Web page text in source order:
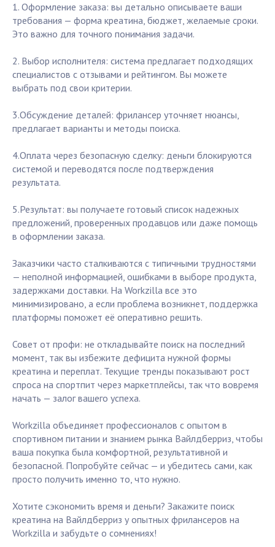
1. Оформление заказа: вы детально описываете ваши
требования — форма креатина, бюджет, желаемые сроки.
Это важно для точного понимания задачи.
2. Выбор исполнителя: система предлагает подходящих
специалистов с отзывами и рейтингом. Вы можете
выбрать под свои критерии.
3.Обсуждение деталей: фрилансер уточняет нюансы,
предлагает варианты и методы поиска.
4.Оплата через безопасную сделку: деньги блокируются
системой и переводятся после подтверждения
результата.
5.Результат: вы получаете готовый список надежных
предложений, проверенных продавцов или даже помощь
в оформлении заказа.
Заказчики часто сталкиваются с типичными трудностями
— неполной информацией, ошибками в выборе продукта,
задержками доставки. На Workzilla все это
минимизировано, а если проблема возникнет, поддержка
платформы поможет её оперативно решить.
Совет от профи: не откладывайте поиск на последний
момент, так вы избежите дефицита нужной формы
креатина и переплат. Текущие тренды показывают рост
спроса на спортпит через маркетплейсы, так что вовремя
начать — залог вашего успеха.
Workzilla объединяет профессионалов с опытом в
спортивном питании и знанием рынка Вайлдберриз, чтобы
ваша покупка была комфортной, результативной и
безопасной. Попробуйте сейчас — и убедитесь сами, как
просто получить именно то, что нужно.
Хотите сэкономить время и деньги? Закажите поиск
креатина на Вайлдберриз у опытных фрилансеров на
Workzilla и забудьте о сомнениях!